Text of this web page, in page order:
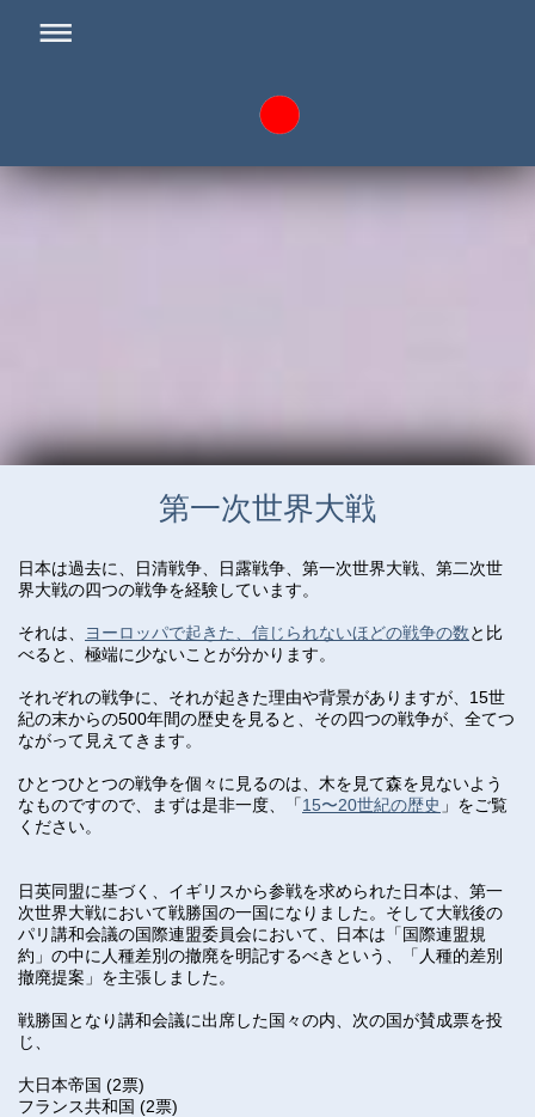
第一次世界大戦
日本は過去に、日清戦争、日露戦争、第一次世界大戦、第二次世
界大戦の四つの戦争を経験しています。
それは、 ヨーロッパで起きた、信じられないほどの戦争の数と比
べると、極端に少ないことが分かります。
それぞれの戦争に、それが起きた理由や背景がありますが、15世
紀の末からの500年間の歴史を見ると、その四つの戦争が、全てつ
ながって見えてきます。
ひとつひとつの戦争を個々に見るのは、木を見て森を見ないよう
なものですので、まずは是非一度、「15〜20世紀の歴史 」をご覧
ください。
日英同盟に基づく、イギリスから参戦を求められた日本は、第一
次世界大戦において戦勝国の一国になりました。そして大戦後の
パリ講和会議の国際連盟委員会において、日本は「国際連盟規
約」の中に人種差別の撤廃を明記するべきという、「人種的差別
撤廃提案」を主張しました。
戦勝国となり講和会議に出席した国々の内、次の国が賛成票を投
じ、
大日本帝国 (2票)
フランス共和国 (2票)